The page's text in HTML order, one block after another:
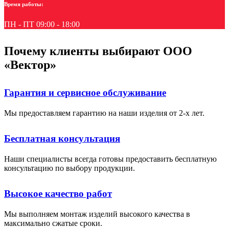
Время работы:
ПН - ПТ 09:00 - 18:00
Почему клиенты выбирают ООО
«Вектор»
Гарантия и сервисное обслуживание
Мы предоставляем гарантию на наши изделия от 2-х лет.
Бесплатная консультация
Наши специалисты всегда готовы предоставить бесплатную
консультацию по выбору продукции.
Высокое качество работ
Мы выполняем монтаж изделий высокого качества в
максимально сжатые сроки.